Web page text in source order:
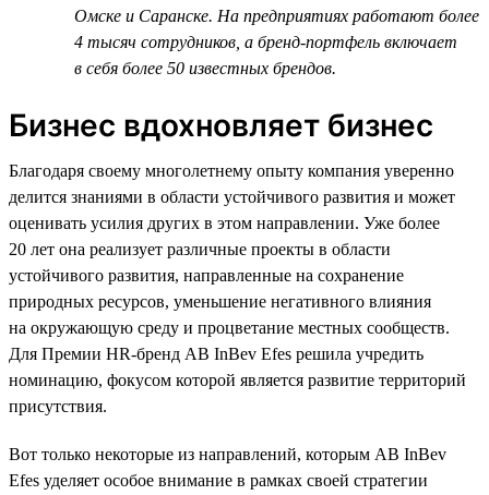
Омске и Саранске. На предприятиях работают более
4 тысяч сотрудников, а бренд-портфель включает
в себя более 50 известных брендов.
Бизнес вдохновляет бизнес
Благодаря своему многолетнему опыту компания уверенно
делится знаниями в области устойчивого развития и может
оценивать усилия других в этом направлении. Уже более
20 лет она реализует различные проекты в области
устойчивого развития, направленные на сохранение
природных ресурсов, уменьшение негативного влияния
на окружающую среду и процветание местных сообществ.
Для Премии HR-бренд AB InBev Efes решила учредить
номинацию, фокусом которой является развитие территорий
присутствия.
Вот только некоторые из направлений, которым AB InBev
Efes уделяет особое внимание в рамках своей стратегии